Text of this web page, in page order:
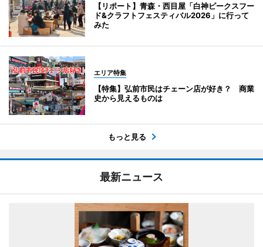
【リポート】青森・西目屋「白神ピークスフー
ド&クラフトフェスティバル2026」に行って
みた
エリア特集
【特集】弘前市民はチェーン店が好き？ 商業
史から見えるものは
もっと見る
最新ニュース